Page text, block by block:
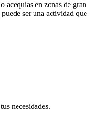
acequias en zonas de gran
ser una actividad que
necesidades.